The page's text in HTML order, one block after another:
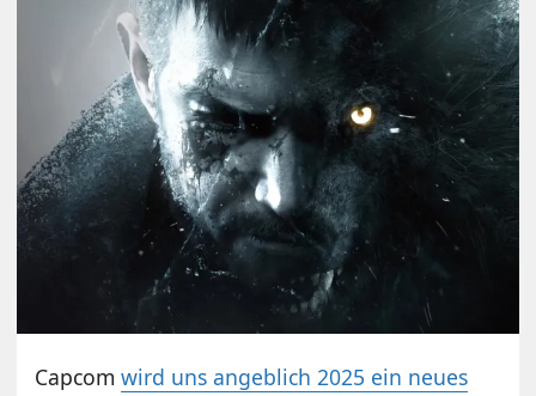
Capcomwird uns angeblich 2025 ein neues